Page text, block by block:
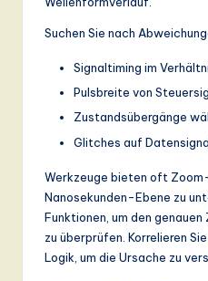
Suchen Sie nach
Signaltiming im
Pulsbreite von
Zustandsübergänge
Glitches auf
Werkzeuge bieten oft
Nanosekunden-Ebene zu
Funktionen, um den
zu überprüfen. Korrelieren
Logik, um die Ursache zu